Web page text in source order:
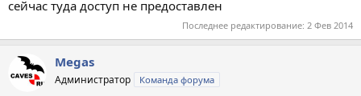
сейчас туда доступ не предоставлен
Последнее редактирование: 2 Фев 2014
Megas
Администратор Команда форума